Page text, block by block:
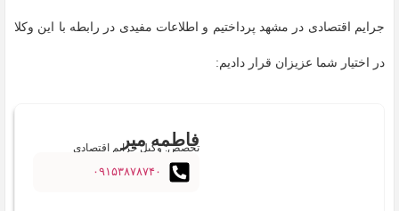
جرایم اقتصادی در مشهد پرداختیم و اطلاعات مفیدی در رابطه با این وکلا
در اختیار شما عزیزان قرار دادیم:
فاطمه میر
تخصص: وکیل جرایم اقتصادی
۰۹۱۵۳۸۷۸۷۴۰